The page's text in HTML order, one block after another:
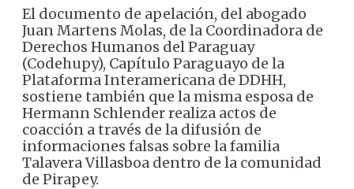
El documento de apelación, del abogado
Juan Martens Molas, de la Coordinadora de
Derechos Humanos del Paraguay
(Codehupy), Capítulo Paraguayo de la
Plataforma Interamericana de DDHH,
sostiene también que la misma esposa de
Hermann Schlender realiza actos de
coacción a través de la difusión de
informaciones falsas sobre la familia
Talavera Villasboa dentro de la comunidad
de Pirapey.